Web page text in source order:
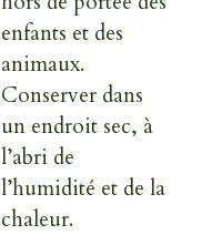
enfants et des
animaux.
Conserver dans
un endroit sec, à
l’abri de
l’humidité et de la
chaleur.